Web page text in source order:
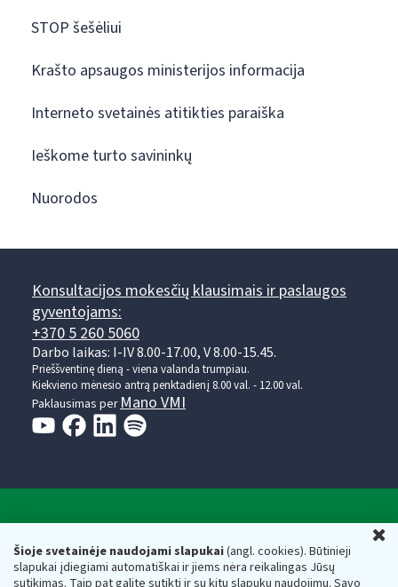
Šioje svetainėje naudojami slapukai(angl. cookies). Būtinieji
slapukai įdiegiami automatiškai ir jiems nėra reikalingas Jūsų
sutikimas. Taip pat galite sutikti ir su kitų slapukų naudojimu. Savo
STOP šešėliui
Krašto apsaugos ministerijos informacija
Interneto svetainės atitikties paraiška
Ieškome turto savininkų
Nuorodos
Konsultacijos mokesčių klausimais ir paslaugos
gyventojams:
+370 5 260 5060
Darbo laikas: I-IV 8.00-17.00, V 8.00-15.45.
Prieššventinę dieną - viena valanda trumpiau.
Kiekvieno mėnesio antrą penktadienį 8.00 val. - 12.00 val.
Paklausimas perMano VMI
Valstybinė mokesčių inspekcija prie Lietuvos
Respublikos finansų ministerijos
Biudžetinė įstaiga. Juridinio asmens kodas — 188659752,